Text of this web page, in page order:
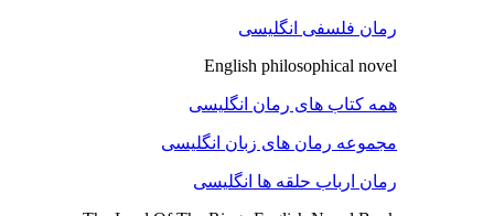
رمان فلسفی انگلیسی
English philosophical novel
همه کتاب های رمان انگلیسی
مجموعه رمان های زبان انگلیسی
رمان ارباب حلقه ها انگلیسی